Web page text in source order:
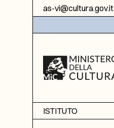
Vai al contenuto
as-vi@cultura.gov.it
ISTITUTO